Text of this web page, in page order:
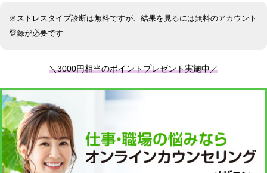
※ストレスタイプ診断は無料ですが、結果を見るには無料のアカウント
登録が必要です
＼3000円相当のポイントプレゼント実施中／